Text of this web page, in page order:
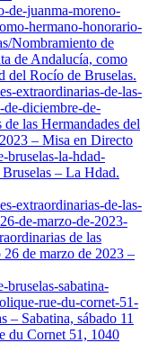
de-juanma-moreno-
hermano-honorario-
Nombramiento de
de Andalucía, como
del Rocío de Bruselas.
extraordinarias-de-las-
de-diciembre-de-
las Hermandades del
– Misa en Directo
bruselas-la-hdad-
– La Hdad.
extraordinarias-de-las-
de-marzo-de-2023-
de las
de marzo de 2023 –
sabatina-
rue-du-cornet-51-
– Sabatina, sábado 11
du Cornet 51, 1040